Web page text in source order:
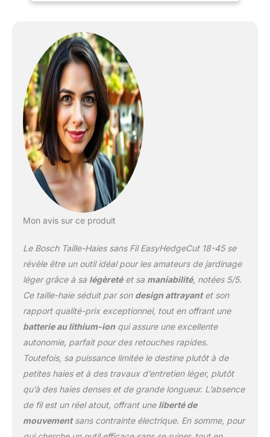
OUTILS. Livré avec :
EasyHedgeCut 18-45, 1x
batterie 18V 2,0 Ah,
chargeur GAL 1810 CV,
emballage carton
Mon avis sur ce produit
Le Bosch Taille-Haies sans Fil EasyHedgeCut 18-45 se
révèle être un outil idéal pour les amateurs de jardinage
léger grâce à sa légèretéet sa maniabilité, notées 5/5.
Ce taille-haie séduit par son design attrayantet son
rapport qualité-prix exceptionnel, tout en offrant une
batterie au lithium-ionqui assure une excellente
autonomie, parfait pour des retouches rapides.
Toutefois, sa puissance limitée le destine plutôt à de
petites haies et à des travaux d’entretien léger, plutôt
qu’à des haies denses et de grande longueur. L’absence
de fil est un réel atout, offrant une liberté de
mouvementsans contrainte électrique. En somme, pour